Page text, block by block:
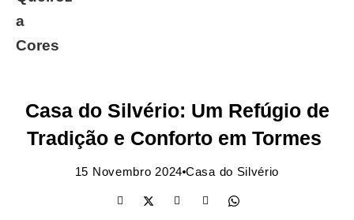
Casa do Silvério: Um Refúgio de
Tradição e Conforto em Tormes
15 Novembro 2024 Casa do Silvério